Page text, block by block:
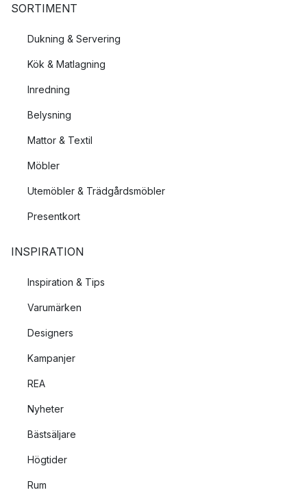
SORTIMENT
Dukning & Servering
Kök & Matlagning
Inredning
Belysning
Mattor & Textil
Möbler
Utemöbler & Trädgårdsmöbler
Presentkort
INSPIRATION
Inspiration & Tips
Varumärken
Designers
Kampanjer
REA
Nyheter
Bästsäljare
Högtider
Rum